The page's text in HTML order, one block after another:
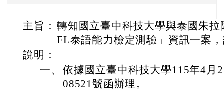
主旨： 轉知國立臺中科技大學與泰國朱
FL泰語能力檢定測驗」資訊一案
說明：
一、 依據國立臺中科技大學115年4月
08521號函辦理。